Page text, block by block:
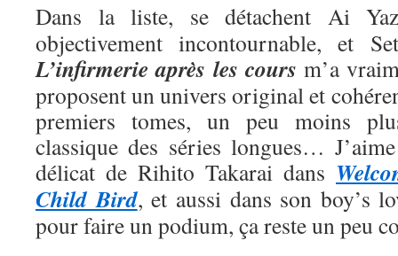
Dans la liste, se détachent Ai
objectivement incontournable, et
L’infirmerie après les cours m’a
proposent un univers original et
premiers tomes, un peu moins
classique des séries longues…
délicat de Rihito Takarai dans
Child Bird, et aussi dans son boy’s
pour faire un podium, ça reste un peu